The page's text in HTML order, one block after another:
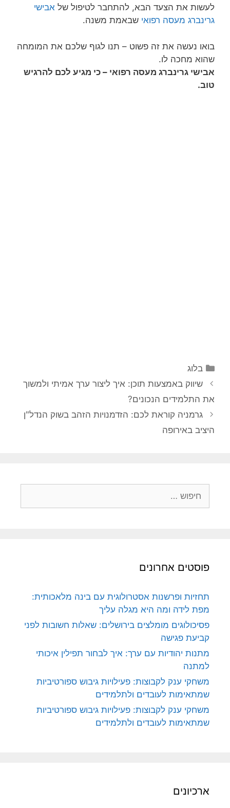
לעשות את הצעד הבא, להתחבר לטיפול של אבישי
גרינברג מעסה רפואי שבאמת משנה.
בואו נעשה את זה פשוט – תנו לגוף שלכם את המומחה
שהוא מחכה לו.
אבישי גרינברג מעסה רפואי – כי מגיע לכם להרגיש
טוב.
קטגוריות
בלוג
שיווק באמצעות תוכן: איך ליצור ערך אמיתי ולמשוך
את התלמידים הנכונים?
גרמניה קוראת לכם: הזדמנויות הזהב בשוק הנדל"ן
היציב באירופה
פוסטים אחרונים
תחזיות ופרשנות אסטרולוגית עם בינה מלאכותית:
מפת לידה ומה היא מגלה עליך
פסיכולוגים מומלצים בירושלים: שאלות חשובות לפני
קביעת פגישה
מתנות יהודיות עם ערך: איך לבחור תפילין איכותי
למתנה
משחקי ענק לקבוצות: פעילויות גיבוש ספורטיביות
שמתאימות לעובדים ולתלמידים
משחקי ענק לקבוצות: פעילויות גיבוש ספורטיביות
שמתאימות לעובדים ולתלמידים
ארכיונים